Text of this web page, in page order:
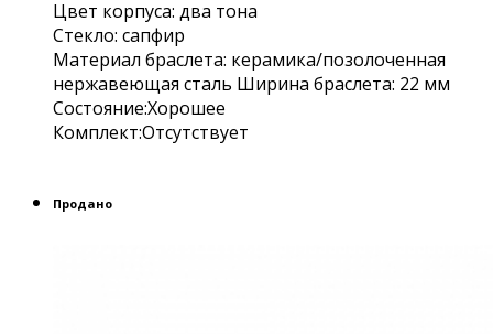
Цвет корпуса: два тона
Стекло: сапфир
Материал браслета: керамика/позолоченная
нержавеющая сталь Ширина браслета: 22 мм
Состояние:Хорошее
Комплект:Отсутствует
Продано